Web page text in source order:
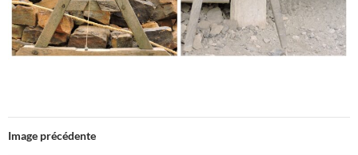
Image précédente